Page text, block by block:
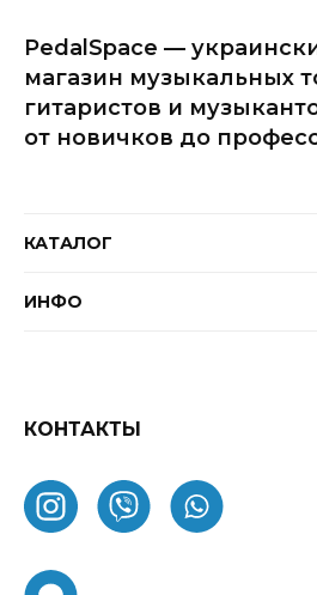
PedalSpace —
магазин музыкальных
гитаристов и
от новичков до
КАТАЛОГ
Электрогитары
Усилители
Комбоусилители
ИНФО
Обмен и возврат товара
Как заказать
КОНТАКТЫ